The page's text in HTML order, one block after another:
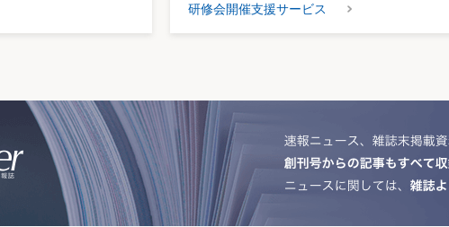
研修会開催支援サービス